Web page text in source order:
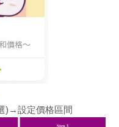
)→設定價格區間